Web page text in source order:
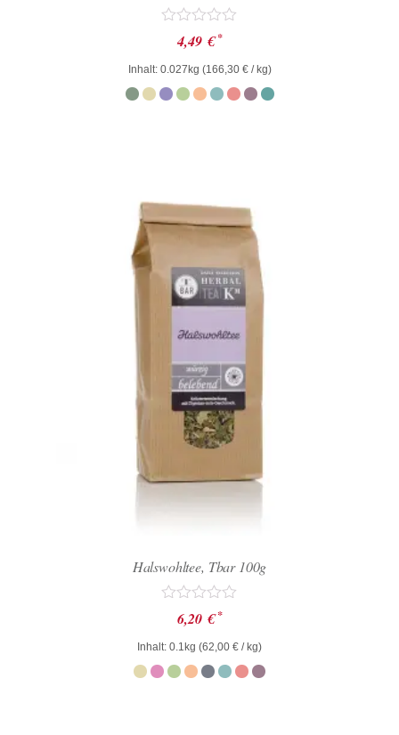
Bewertet
mit
0
von
5
4,49 € *
Inhalt: 0.027kg (166,30 €/ kg)
Halswohltee, Tbar 100g
Bewertet
mit
0
von
5
6,20 € *
Inhalt: 0.1kg (62,00 € / kg)